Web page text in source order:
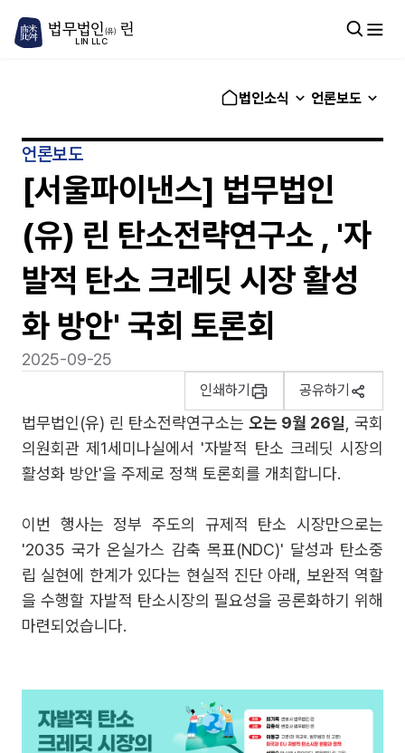
법무법인 (유) 린
LIN LLC
법인소식 언론보도
언론보도
[서울파이낸스] 법무법인
(유) 린 탄소전략연구소 , '자
발적 탄소 크레딧 시장 활성
화 방안' 국회 토론회
2025-09-25
인쇄하기 공유하기
법무법인(유) 린 탄소전략연구소는 오는 9월 26일 , 국회
의원회관 제1세미나실에서 '자발적 탄소 크레딧 시장의
활성화 방안'을 주제로 정책 토론회를 개최합니다.
이번 행사는 정부 주도의 규제적 탄소 시장만으로는
'2035 국가 온실가스 감축 목표(NDC)' 달성과 탄소중
립 실현에 한계가 있다는 현실적 진단 아래, 보완적 역할
을 수행할 자발적 탄소시장의 필요성을 공론화하기 위해
마련되었습니다.